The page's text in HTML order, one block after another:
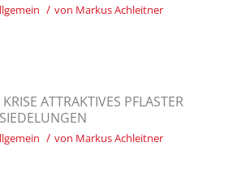
/ von Markus Achleitner
ATTRAKTIVES PFLASTER
/ von Markus Achleitner